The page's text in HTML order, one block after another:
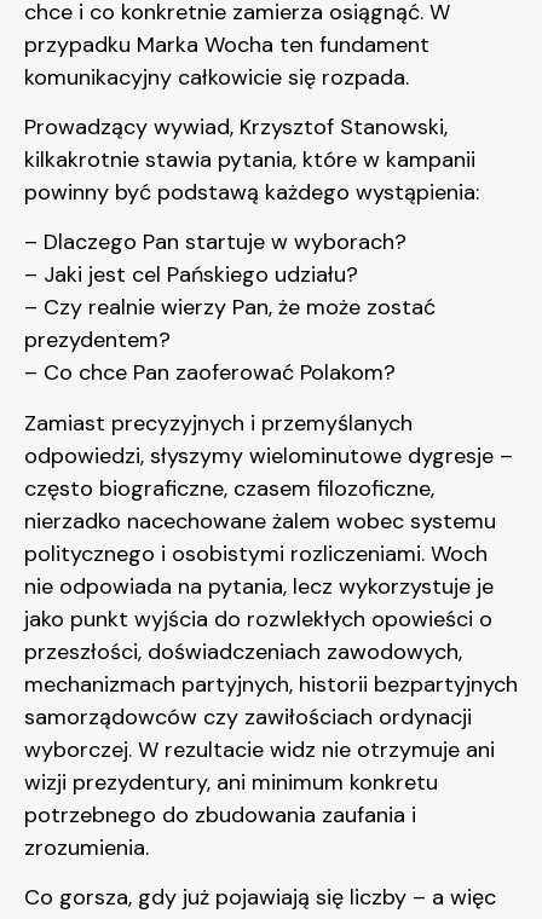
chce i co konkretnie zamierza osiągnąć. W
przypadku Marka Wocha ten fundament
komunikacyjny całkowicie się rozpada.
Prowadzący wywiad, Krzysztof Stanowski,
kilkakrotnie stawia pytania, które w kampanii
powinny być podstawą każdego wystąpienia:
– Dlaczego Pan startuje w wyborach?
– Jaki jest cel Pańskiego udziału?
– Czy realnie wierzy Pan, że może zostać
prezydentem?
– Co chce Pan zaoferować Polakom?
Zamiast precyzyjnych i przemyślanych
odpowiedzi, słyszymy wielominutowe dygresje –
często biograficzne, czasem filozoficzne,
nierzadko nacechowane żalem wobec systemu
politycznego i osobistymi rozliczeniami. Woch
nie odpowiada na pytania, lecz wykorzystuje je
jako punkt wyjścia do rozwlekłych opowieści o
przeszłości, doświadczeniach zawodowych,
mechanizmach partyjnych, historii bezpartyjnych
samorządowców czy zawiłościach ordynacji
wyborczej. W rezultacie widz nie otrzymuje ani
wizji prezydentury, ani minimum konkretu
potrzebnego do zbudowania zaufania i
zrozumienia.
Co gorsza, gdy już pojawiają się liczby – a więc